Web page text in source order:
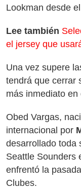
Lookman desde
Lee también
el jersey que
Una vez supere
tendrá que cerrar
más inmediato
Obed Vargas,
internacional por
desarrollado toda
Seattle Sounders
enfrentó la
Clubes.